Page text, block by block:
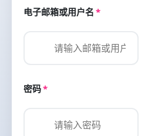
电子邮箱或用户名 *
密码*